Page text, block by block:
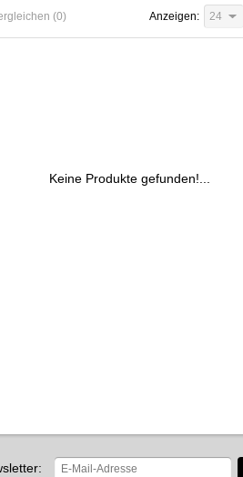
(0) Anzeigen: 24
Keine Produkte gefunden!...